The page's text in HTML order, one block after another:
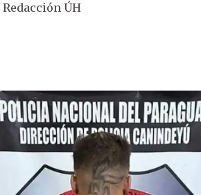
Redacción ÚH